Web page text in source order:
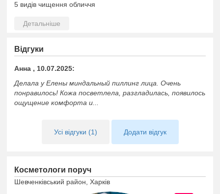
5 видів чищення обличчя
масаж обличчя;
пілінг хімічний;
дермаштамп,
Біоревіталізація
Апаратна косметологія
Фонофорез і багато іншого
Відгуки
Анна , 10.07.2025:
Делала у Елены миндальный пиллинг лица. Очень
понравилось! Кожа посветлела, разгладилась, появилось
ощущение комфорта и...
Усі відгуки (1) Додати відгук
Косметологи поруч
Шевченківський район, Харків